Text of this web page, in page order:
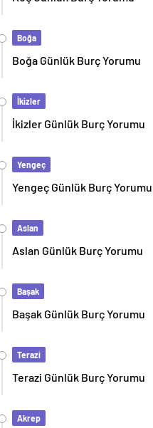
Boğa
Boğa Günlük Burç Yorumu
İkizler
İkizler Günlük Burç Yorumu
Yengeç
Yengeç Günlük Burç Yorumu
Aslan
Aslan Günlük Burç Yorumu
Başak
Başak Günlük Burç Yorumu
Terazi
Terazi Günlük Burç Yorumu
Akrep